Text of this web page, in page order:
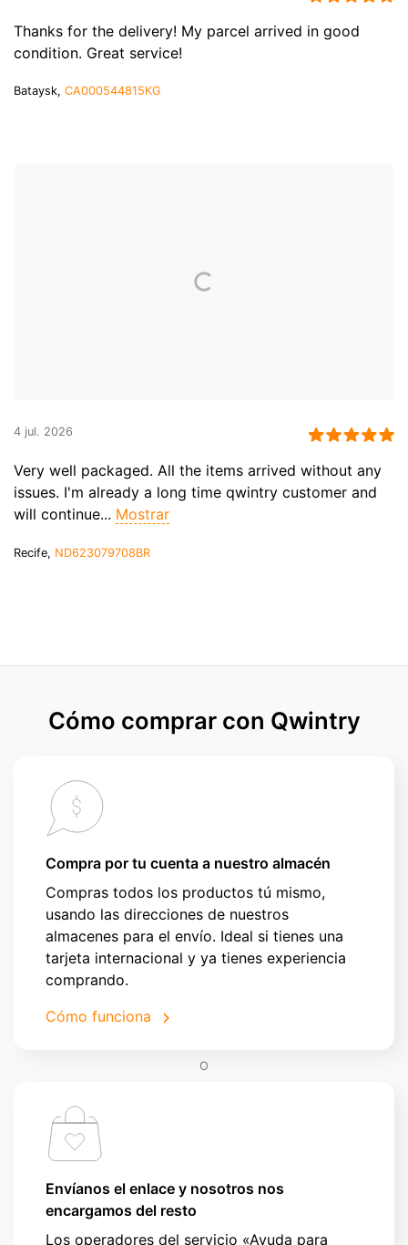
Thanks for the delivery! My parcel arrived in good
condition. Great service!
Bataysk, CA000544815KG
4 jul. 2026
Very well packaged. All the items arrived without any
issues. I'm already a long time qwintry customer and
will continue... Mostrar
Recife, ND623079708BR
Cómo comprar con Qwintry
Compra por tu cuenta a nuestro almacén
Compras todos los productos tú mismo,
usando las direcciones de nuestros
almacenes para el envío. Ideal si tienes una
tarjeta internacional y ya tienes experiencia
comprando.
Cómo funciona
O
Envíanos el enlace y nosotros nos
encargamos del resto
Los operadores del servicio «Ayuda para